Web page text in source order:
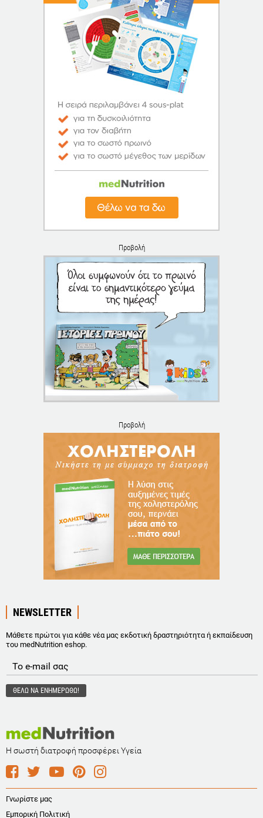
Προβολή
Προβολή
NEWSLETTER
Μάθετε πρώτοι για κάθε νέα μας εκδοτική δραστηριότητα ή εκπαίδευση
του medNutrition eshop.
Η σωστή διατροφή προσφέρει Υγεία
Γνωρίστε μας
Εμπορική Πολιτική